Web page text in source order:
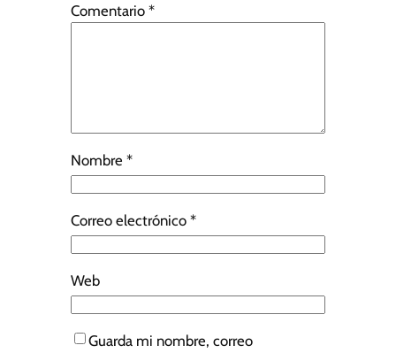
Comentario *
Nombre *
Correo electrónico *
Web
Guarda mi nombre, correo